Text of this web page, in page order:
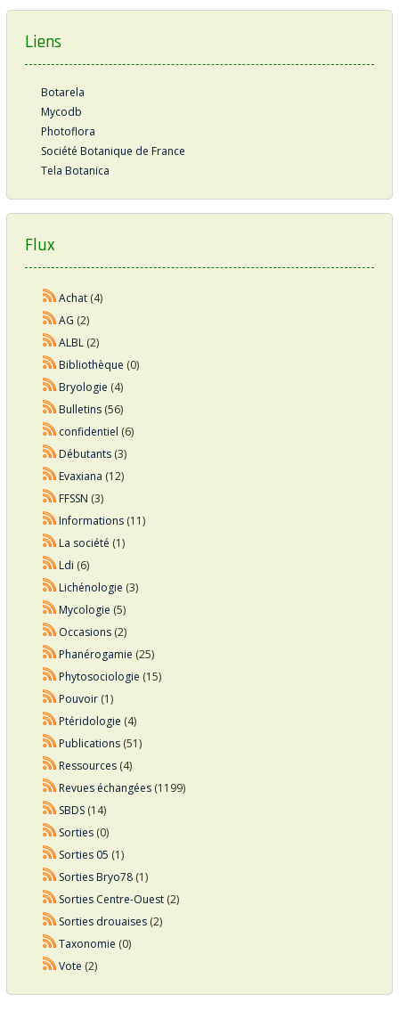
Liens
Botarela
Mycodb
Photoflora
Société Botanique de France
Tela Botanica
Flux
Achat(4)
AG (2)
ALBL(2)
Bibliothèque (0)
Bryologie (4)
Bulletins(56)
confidentiel (6)
Débutants(3)
Evaxiana (12)
FFSSN (3)
Informations(11)
La société (1)
Ldi (6)
Lichénologie (3)
Mycologie (5)
Occasions(2)
Phanérogamie (25)
Phytosociologie (15)
Pouvoir(1)
Ptéridologie (4)
Publications(51)
Ressources(4)
Revues échangées(1199)
SBDS(14)
Sorties(0)
Sorties 05 (1)
Sorties Bryo78(1)
Sorties Centre-Ouest(2)
Sorties drouaises(2)
Taxonomie (0)
Vote (2)